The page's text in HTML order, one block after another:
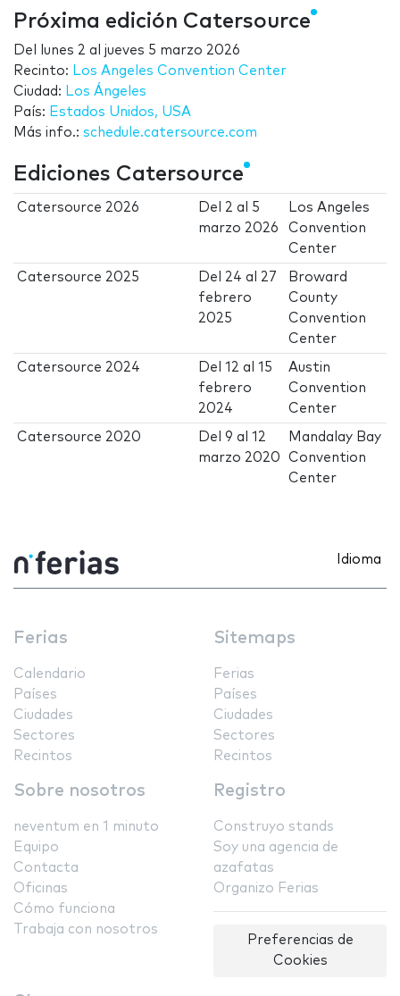
Próxima edición Catersource
Del lunes 2 al jueves 5 marzo 2026
Recinto: Los Angeles Convention Center
Ciudad: Los Ángeles
País: Estados Unidos, USA
Más info.: schedule.catersource.com
Ediciones Catersource
Catersource 2026 Del 2 al 5
marzo 2026
Los Angeles
Convention
Center
Catersource 2025 Del 24 al 27
febrero
2025
Broward
County
Convention
Center
Catersource 2024 Del12 al15
febrero
2024
Austin
Convention
Center
Catersource 2020 Del9 al12
marzo 2020
Mandalay Bay
Convention
Center
Idioma
Ferias
Calendario
Países
Ciudades
Sectores
Recintos
Sitemaps
Ferias
Países
Ciudades
Sectores
Recintos
Sobre nosotros
neventum en 1 minuto
Equipo
Contacta
Oficinas
Cómo funciona
Trabaja con nosotros
Registro
Construyo stands
Soy una agencia de
azafatas
Organizo Ferias
Preferencias de
Cookies